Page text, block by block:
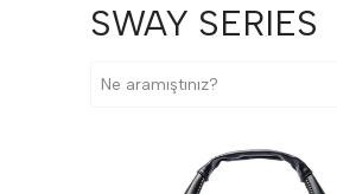
SWAY SERIES